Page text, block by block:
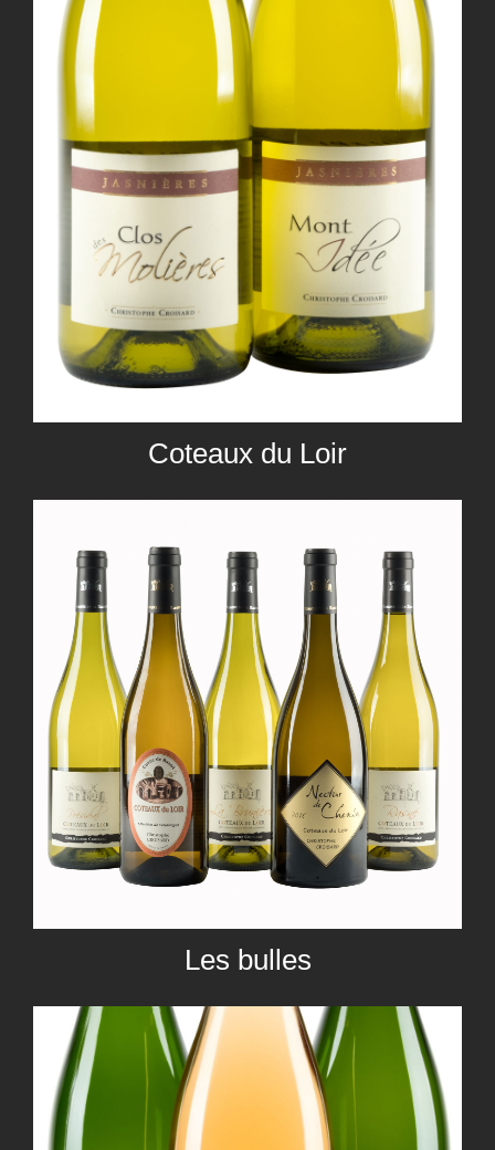
Coteaux du Loir
Les bulles